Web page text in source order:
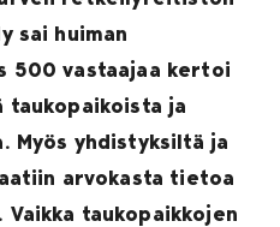
sai huiman
500 vastaajaa kertoi
ja
Myös yhdistyksiltä ja
arvokasta tietoa
taukopaikkojen